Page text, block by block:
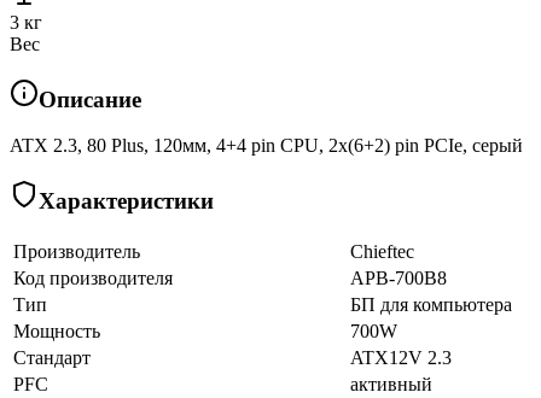
3 кг
Вес
Описание
ATX 2.3, 80 Plus, 120мм, 4+4 pin CPU, 2х(6+2) pin PCIe, серый
Характеристики
Производитель
Chieftec
Код производителя
APB-700B8
Тип
БП для компьютера
Мощность
700W
Стандарт
ATX12V 2.3
PFC
активный